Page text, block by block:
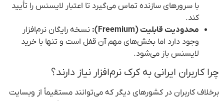
با سرورهای سازنده تماس می‌گیرد تا اعتبار لایسنس را تأیید
کند.
محدودیت قابلیت (Freemium):
نسخه رایگان نرم‌افزار
وجود دارد اما بخش‌های مهم آن قفل است و تنها با خرید
لایسنس باز می‌شود.
چرا کاربران ایرانی به کرک نرم‌افزار نیاز دارند؟
برخلاف کاربران در کشورهای دیگر که می‌توانند مستقیماً از وبسایت